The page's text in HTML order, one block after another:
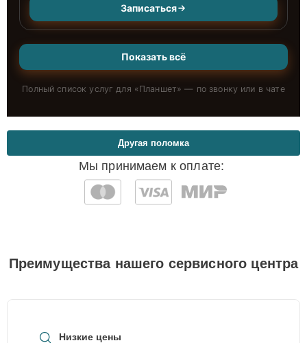
Записаться
Показать всё
Полный список услуг для «Планшет» — по звонку или в чате
Мы принимаем к оплате:
Другая поломка
Преимущества нашего сервисного центра
Низкие цены